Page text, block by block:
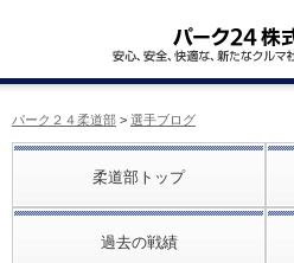
パーク２４柔道部 > 選手ブログ
柔道部トップ
過去の戦績